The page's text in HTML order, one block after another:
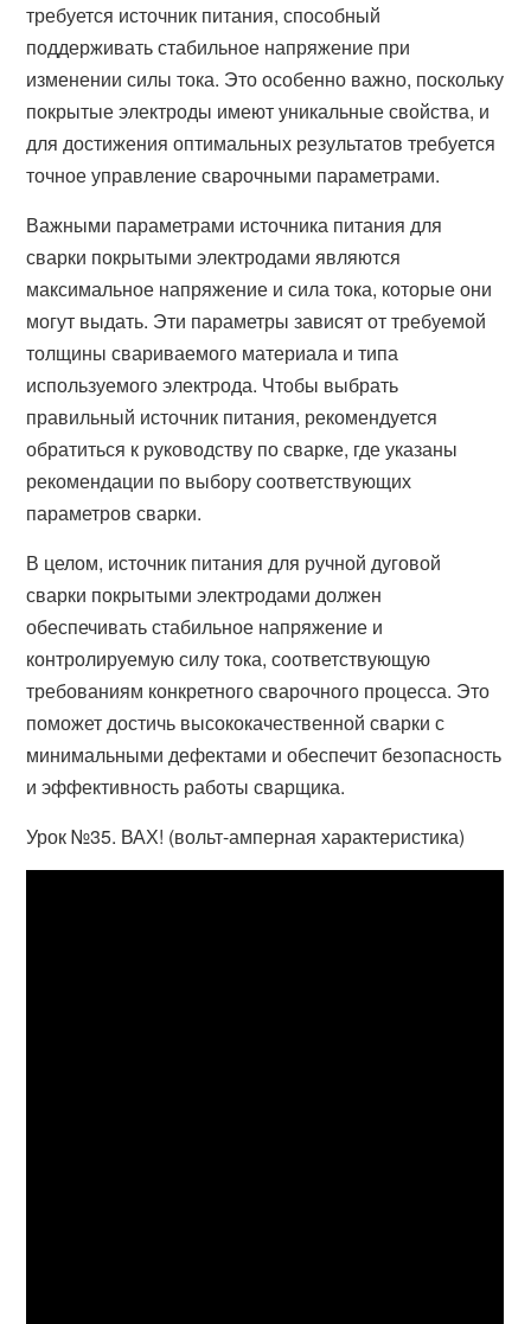
требуется источник питания, способный
поддерживать стабильное напряжение при
изменении силы тока. Это особенно важно, поскольку
покрытые электроды имеют уникальные свойства, и
для достижения оптимальных результатов требуется
точное управление сварочными параметрами.
Важными параметрами источника питания для
сварки покрытыми электродами являются
максимальное напряжение и сила тока, которые они
могут выдать. Эти параметры зависят от требуемой
толщины свариваемого материала и типа
используемого электрода. Чтобы выбрать
правильный источник питания, рекомендуется
обратиться к руководству по сварке, где указаны
рекомендации по выбору соответствующих
параметров сварки.
В целом, источник питания для ручной дуговой
сварки покрытыми электродами должен
обеспечивать стабильное напряжение и
контролируемую силу тока, соответствующую
требованиям конкретного сварочного процесса. Это
поможет достичь высококачественной сварки с
минимальными дефектами и обеспечит безопасность
и эффективность работы сварщика.
Урок №35. ВАХ! (вольт-амперная характеристика)